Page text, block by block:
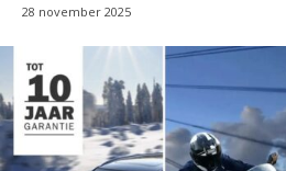
28 november 2025